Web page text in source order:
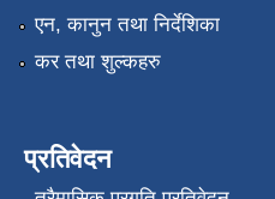
एन, कानुन तथा निर्देशिका
कर तथा शुल्कहरु
प्रतिवेदन